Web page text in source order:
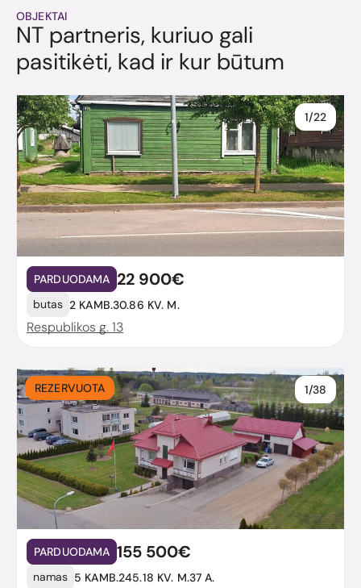
OBJEKTAI
NT partneris, kuriuo gali
pasitikėti, kad ir kur būtum
1/22
PARDUODAMA 22 900€
butas 2 KAMB.30.86 KV. M.
Respublikos g. 13
REZERVUOTA 1/38
PARDUODAMA 155 500€
namas 5 KAMB.245.18 KV. M.37 A.